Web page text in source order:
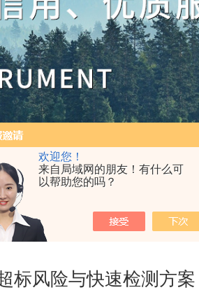
欢迎您！
来自局域网的朋友！有什么可
以帮助您的吗？
标风险与快速检测方案